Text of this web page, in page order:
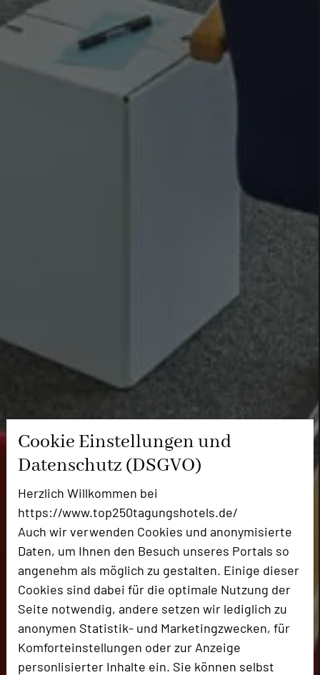
Cookie Einstellungen und
Datenschutz (DSGVO)
Herzlich Willkommen bei
https://www.top250tagungshotels.de/
Auch wir verwenden Cookies und anonymisierte
Daten, um Ihnen den Besuch unseres Portals so
angenehm als möglich zu gestalten. Einige dieser
Cookies sind dabei für die optimale Nutzung der
Seite notwendig, andere setzen wir lediglich zu
anonymen Statistik- und Marketingzwecken, für
Komforteinstellungen oder zur Anzeige
personlisierter Inhalte ein. Sie können selbst